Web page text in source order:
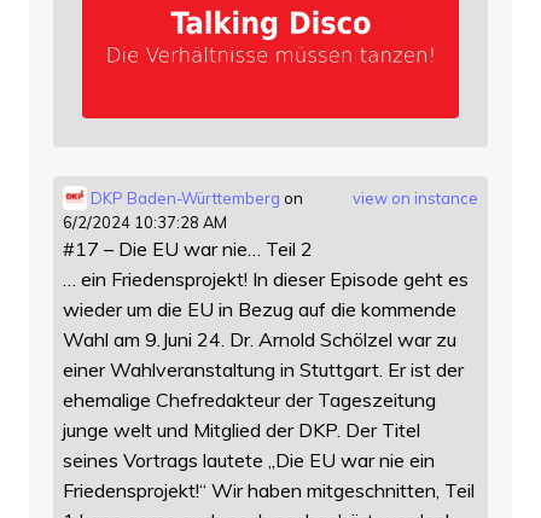
view on instance
DKP Baden-Württemberg on
6/2/2024 10:37:28 AM
#17 – Die EU war nie… Teil 2
… ein Friedensprojekt! In dieser Episode geht es
wieder um die EU in Bezug auf die kommende
Wahl am 9.Juni 24. Dr. Arnold Schölzel war zu
einer Wahlveranstaltung in Stuttgart. Er ist der
ehemalige Chefredakteur der Tageszeitung
junge welt und Mitglied der DKP. Der Titel
seines Vortrags lautete „Die EU war nie ein
Friedensprojekt!“ Wir haben mitgeschnitten, Teil